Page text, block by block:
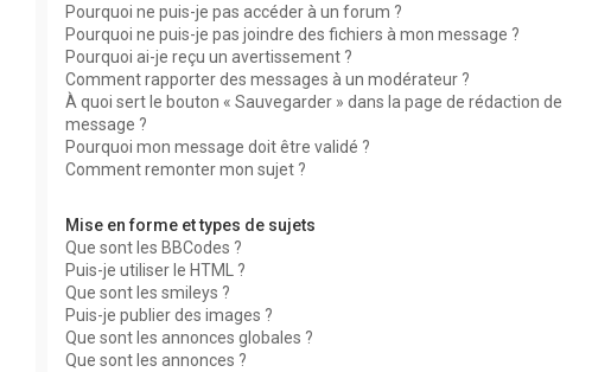
Pourquoi ne puis-je pas accéder à un forum ?
Pourquoi ne puis-je pas joindre des fichiers à mon message ?
Pourquoi ai-je reçu un avertissement ?
Comment rapporter des messages à un modérateur ?
À quoi sert le bouton « Sauvegarder » dans la page de rédaction de
message ?
Pourquoi mon message doit être validé ?
Comment remonter mon sujet ?
Mise en forme et types de sujets
Que sont les BBCodes ?
Puis-je utiliser le HTML ?
Que sont les smileys ?
Puis-je publier des images ?
Que sont les annonces globales ?
Que sont les annonces ?